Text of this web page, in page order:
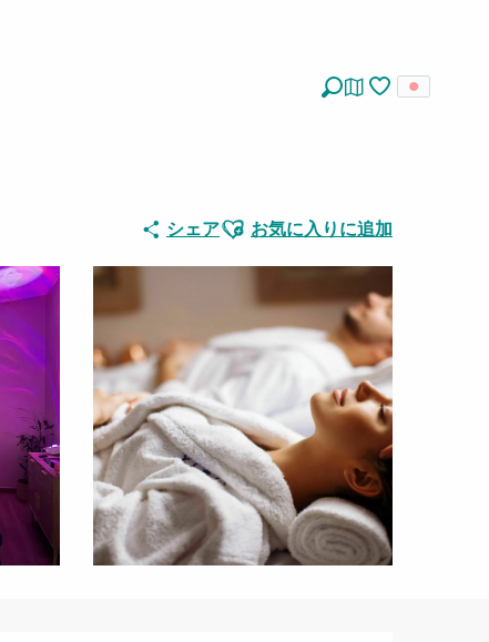
シェアAjouter aux favoris
お気に入りに追加